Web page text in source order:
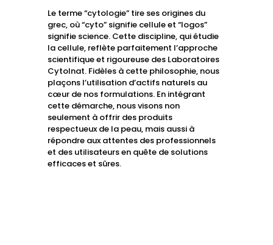
Le terme “cytologie” tire ses origines du
grec, où “cyto” signifie cellule et “logos”
signifie science. Cette discipline, qui étudie
la cellule, reflète parfaitement l’approche
scientifique et rigoureuse des Laboratoires
Cytolnat. Fidèles à cette philosophie, nous
plaçons l’utilisation d’actifs naturels au
cœur de nos formulations. En intégrant
cette démarche, nous visons non
seulement à offrir des produits
respectueux de la peau, mais aussi à
répondre aux attentes des professionnels
et des utilisateurs en quête de solutions
efficaces et sûres.